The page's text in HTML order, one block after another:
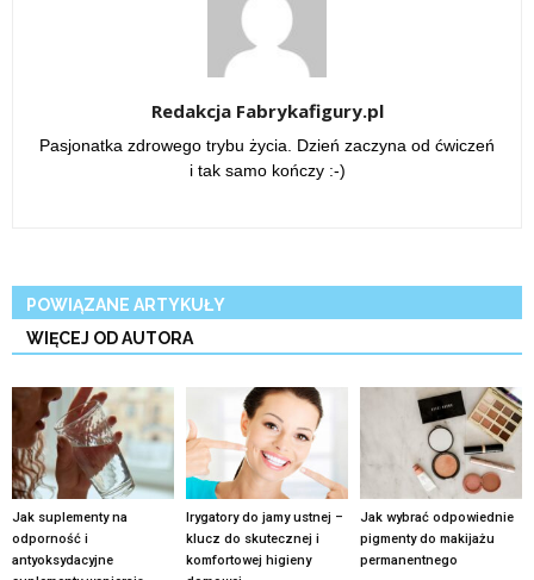
Redakcja Fabrykafigury.pl
Pasjonatka zdrowego trybu życia. Dzień zaczyna od ćwiczeń
i tak samo kończy :-)
POWIĄZANE ARTYKUŁY
WIĘCEJ OD AUTORA
Jak suplementy na
odporność i
antyoksydacyjne
Irygatory do jamy ustnej –
klucz do skutecznej i
komfortowej higieny
Jak wybrać odpowiednie
pigmenty do makijażu
permanentnego